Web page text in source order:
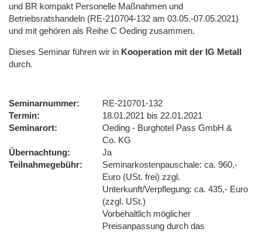
und BR kompakt Personelle Maßnahmen und
Betriebsratshandeln (RE-210704-132 am 03.05.-07.05.2021)
und mit gehören als Reihe C Oeding zusammen.
Dieses Seminar führen wir in Kooperation mit der IG Metall
durch.
Seminarnummer
RE-210701-132
Termin
18.01.2021 bis 22.01.2021
Seminarort
Oeding - Burghotel Pass GmbH &
Co. KG
Übernachtung
Ja
Teilnahmegebühr
Seminarkostenpauschale: ca. 960,-
Euro (USt. frei) zzgl.
Unterkunft/Verpflegung: ca. 435,- Euro
(zzgl. USt.)
Vorbehaltlich möglicher
Preisanpassung durch das